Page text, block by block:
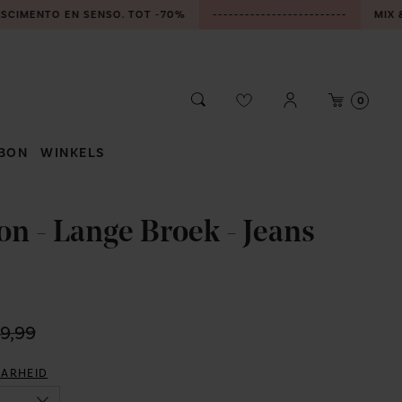
EN SENSO. TOT -70% ------------------------- MIX
0
Aanmelden
Zoeken
WINKELS
MECHELEN
- Lange Broek - Jeans